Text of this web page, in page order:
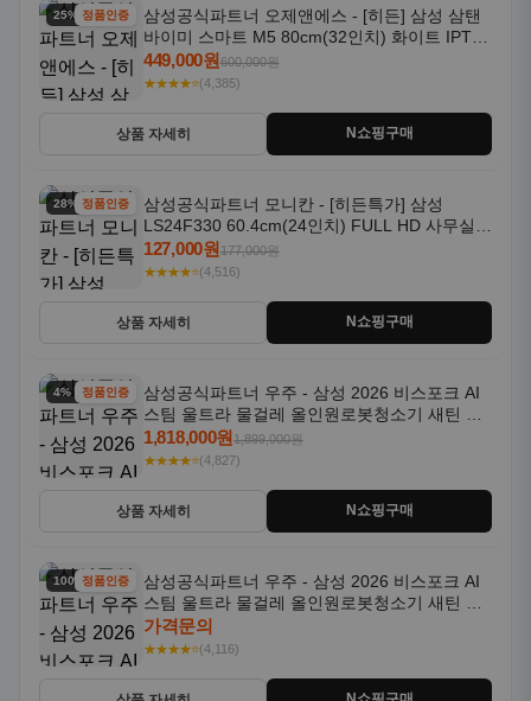
25% 할인정품인증
삼성공식파트너 오제앤에스 - [히든] 삼성 삼탠
바이미 스마트 M5 80cm(32인치) 화이트 IPTV
OTT 패키지
449,000원600,000원
★★★★⭐(4,385)
상품 자세히 N쇼핑구매
28% 할인정품인증
삼성공식파트너 모니칸 - [히든특가] 삼성
LS24F330 60.4cm(24인치) FULL HD 사무실/
컴퓨터 모니터
127,000원177,000원
★★★★⭐(4,516)
상품 자세히 N쇼핑구매
4% 할인정품인증
삼성공식파트너 우주 - 삼성 2026 비스포크 AI
스팀 울트라 물걸레 올인원로봇청소기 새틴 그
레이지 AAG
1,818,000원1,899,000원
★★★★⭐(4,827)
상품 자세히 N쇼핑구매
100% 할인
정품인증
삼성공식파트너 우주 - 삼성 2026 비스포크 AI
스팀 울트라 물걸레 올인원로봇청소기 새틴 차
콜 AAH
가격문의
★★★★⭐(4,116)